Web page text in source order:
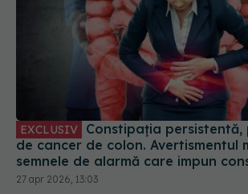
EXCLUSIV
de cancer de colon. Avertismentul
semnele de alarmă care impun
27 apr 2026, 13:03